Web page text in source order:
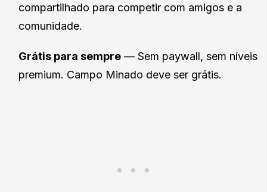
compartilhado para competir com amigos e a
comunidade.
Grátis para sempre — Sem paywall, sem níveis
premium. Campo Minado deve ser grátis.